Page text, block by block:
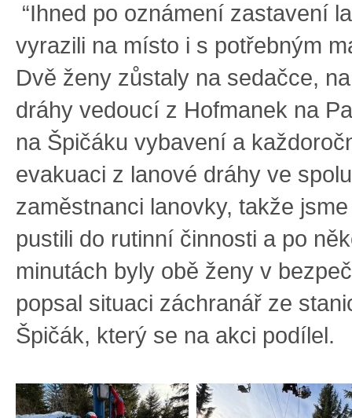
“Ihned po oznámení zastavení
vyrazili na místo i s potřebným
Dvě ženy zůstaly na sedačce,
dráhy vedoucí z Hofmanek na
na Špičáku vybavení a
evakuaci z lanové dráhy ve
zaměstnanci lanovky, takže
pustili do rutinní činnosti a po
minutách byly obě ženy v
popsal situaci záchranář ze
Špičák, který se na akci podílel.